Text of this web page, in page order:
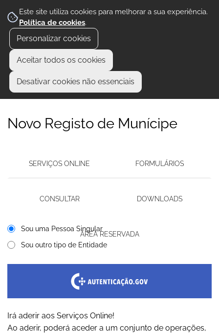
Este site utiliza cookies para melhorar a sua experiência.
Política de cookies.
Personalizar cookies
Aceitar todos os cookies
Desativar cookies não essenciais
Novo Registo de Munícipe
SERVIÇOS ONLINE FORMULÁRIOS
CONSULTAR DOWNLOADS
ÁREA RESERVADA
Sou uma Pessoa Singular
Sou outro tipo de Entidade
Irá aderir aos Serviços Online!
Ao aderir, poderá aceder a um conjunto de operações,